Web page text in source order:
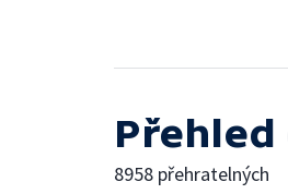
Přehled
8958 přehratelných